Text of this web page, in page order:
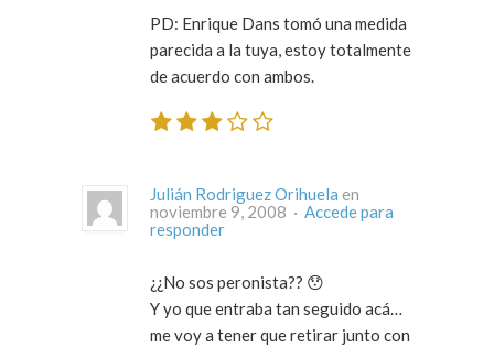
PD: Enrique Dans tomó una medida
parecida a la tuya, estoy totalmente
de acuerdo con ambos.
Julián Rodriguez Orihuela en
noviembre 9, 2008 · Accede para
responder
¿¿No sos peronista?? 😯
Y yo que entraba tan seguido acá…
me voy a tener que retirar junto con